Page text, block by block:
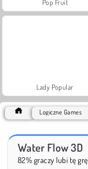
Pop Fruit
Lady Popular
Logiczne Games
Water Flow 3D
82% graczy lubi tę grę